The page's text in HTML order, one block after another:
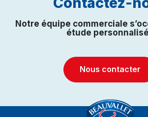
Notre équipe commerciale
étude
Nous contacter